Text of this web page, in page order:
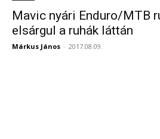
Mavic nyári Enduro/MTB
elsárgul a ruhák láttán
Márkus János - 2017.08.09.